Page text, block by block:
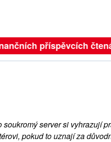
příspěvcích
server si vyhrazují
pokud to uznají za